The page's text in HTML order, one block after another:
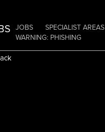
JOBS SPECIALIST AREAS
WARNING: PHISHING